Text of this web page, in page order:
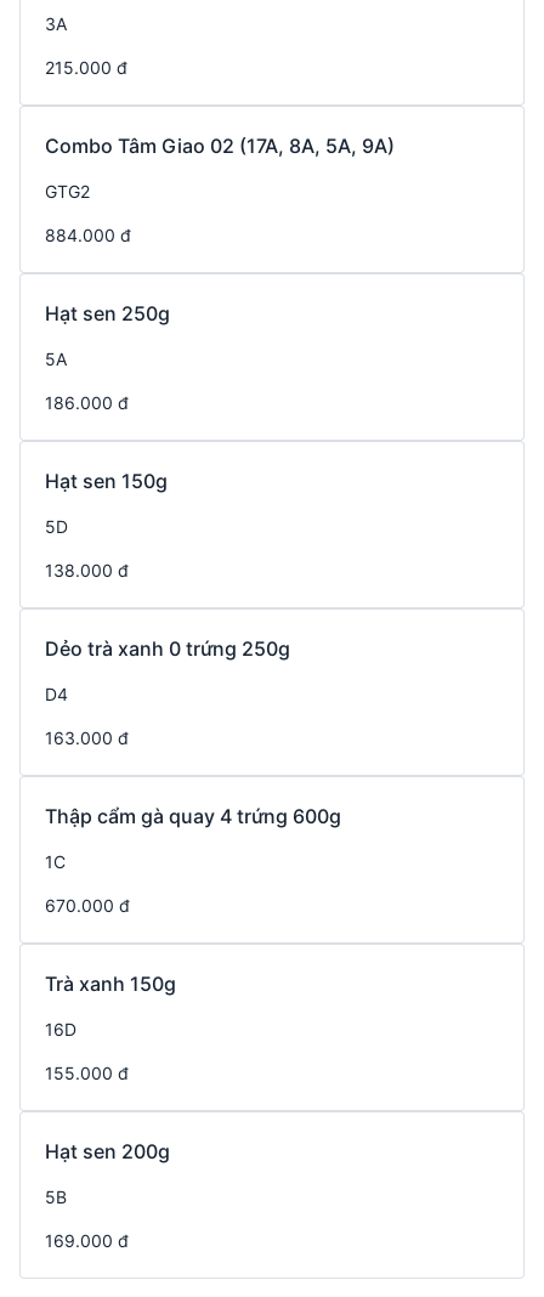
3A
215.000 đ
Combo Tâm Giao 02 (17A, 8A, 5A, 9A)
GTG2
884.000 đ
Hạt sen 250g
5A
186.000 đ
Hạt sen 150g
5D
138.000 đ
Dẻo trà xanh 0 trứng 250g
D4
163.000 đ
Thập cẩm gà quay 4 trứng 600g
1C
670.000 đ
Trà xanh 150g
16D
155.000 đ
Hạt sen 200g
5B
169.000 đ